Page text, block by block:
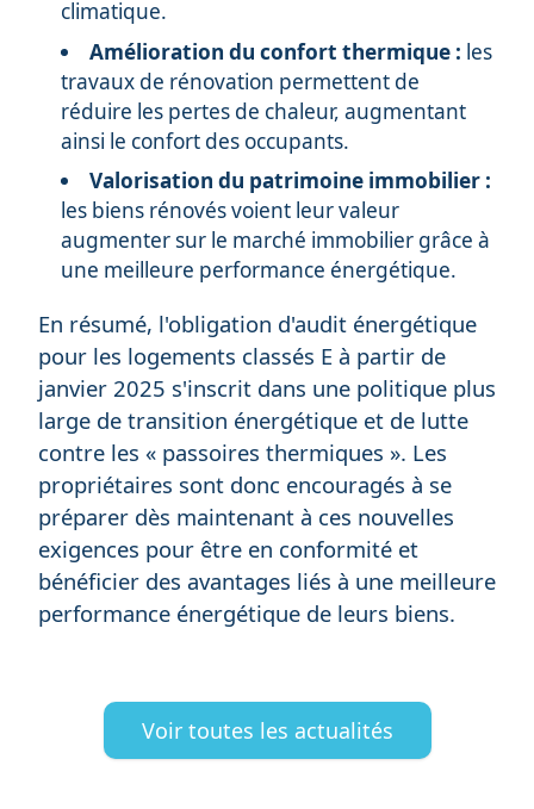
climatique.
Amélioration du confort thermique : les
travaux de rénovation permettent de
réduire les pertes de chaleur, augmentant
ainsi le confort des occupants.
Valorisation du patrimoine immobilier :
les biens rénovés voient leur valeur
augmenter sur le marché immobilier grâce à
une meilleure performance énergétique.
En résumé, l'obligation d'audit énergétique
pour les logements classés E à partir de
janvier 2025 s'inscrit dans une politique plus
large de transition énergétique et de lutte
contre les « passoires thermiques ». Les
propriétaires sont donc encouragés à se
préparer dès maintenant à ces nouvelles
exigences pour être en conformité et
bénéficier des avantages liés à une meilleure
performance énergétique de leurs biens.
Voir toutes les actualités